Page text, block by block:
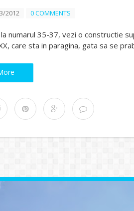
2012 0 COMMENTS
numarul 35-37, vezi o constructie
care sta in paragina, gata sa se